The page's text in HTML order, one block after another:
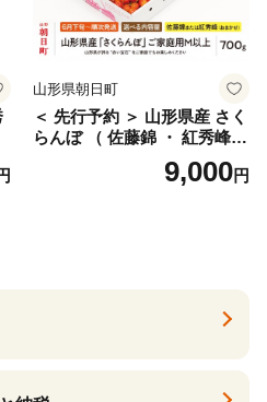
山形県朝日町
＜ 先行予約 ＞ 山形県産 さく
らんぼ （ 佐藤錦 ・ 紅秀峰
） ご家庭用 M以上 700g 【20
26年6月下旬から7月上旬発
9,000円